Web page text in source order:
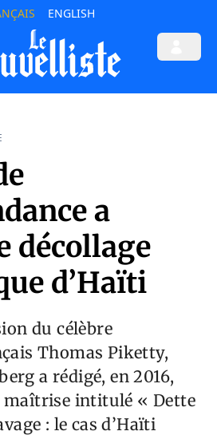
ENGLISH
a
décollage
d’Haïti
du célèbre
Thomas Piketty,
a rédigé, en 2016,
maîtrise intitulé « Dette
: le cas d’Haïti